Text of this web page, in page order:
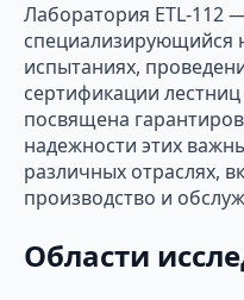
Лаборатория ETL-112
специализирующийся
испытаниях,
сертификации
посвящена
надежности этих
различных отраслях,
производство и
Области